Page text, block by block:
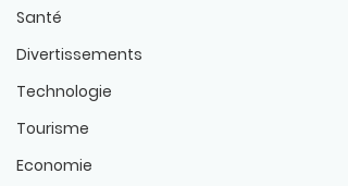
Santé
Divertissements
Technologie
Tourisme
Economie